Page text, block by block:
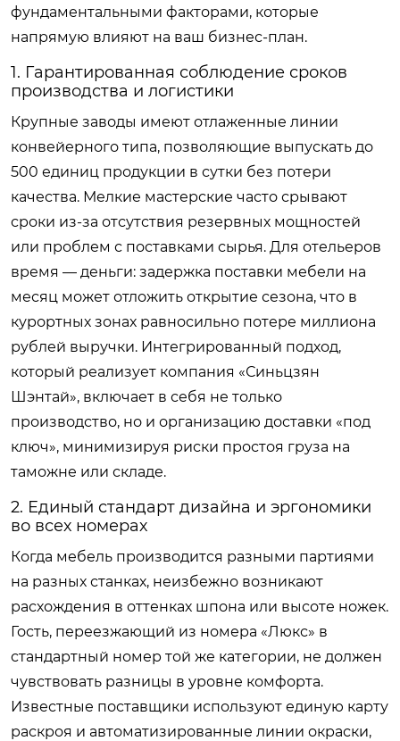
фундаментальными факторами, которые
напрямую влияют на ваш бизнес-план.
1. Гарантированная соблюдение сроков
производства и логистики
Крупные заводы имеют отлаженные линии
конвейерного типа, позволяющие выпускать до
500 единиц продукции в сутки без потери
качества. Мелкие мастерские часто срывают
сроки из-за отсутствия резервных мощностей
или проблем с поставками сырья. Для отельеров
время — деньги: задержка поставки мебели на
месяц может отложить открытие сезона, что в
курортных зонах равносильно потере миллиона
рублей выручки. Интегрированный подход,
который реализует компания «Синьцзян
Шэнтай», включает в себя не только
производство, но и организацию доставки «под
ключ», минимизируя риски простоя груза на
таможне или складе.
2. Единый стандарт дизайна и эргономики
во всех номерах
Когда мебель производится разными партиями
на разных станках, неизбежно возникают
расхождения в оттенках шпона или высоте ножек.
Гость, переезжающий из номера «Люкс» в
стандартный номер той же категории, не должен
чувствовать разницы в уровне комфорта.
Известные поставщики используют единую карту
раскроя и автоматизированные линии окраски,